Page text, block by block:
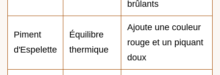
brûlants
Piment
d'Espelette
Équilibre
thermique
Ajoute une couleur
rouge et un piquant
doux